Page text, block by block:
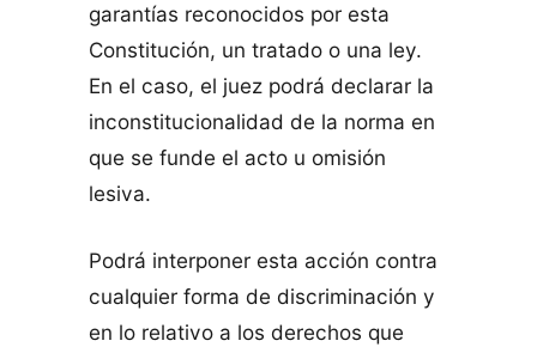
garantías reconocidos por esta
Constitución, un tratado o una ley.
En el caso, el juez podrá declarar la
inconstitucionalidad de la norma en
que se funde el acto u omisión
lesiva.
Podrá interponer esta acción contra
cualquier forma de discriminación y
en lo relativo a los derechos que